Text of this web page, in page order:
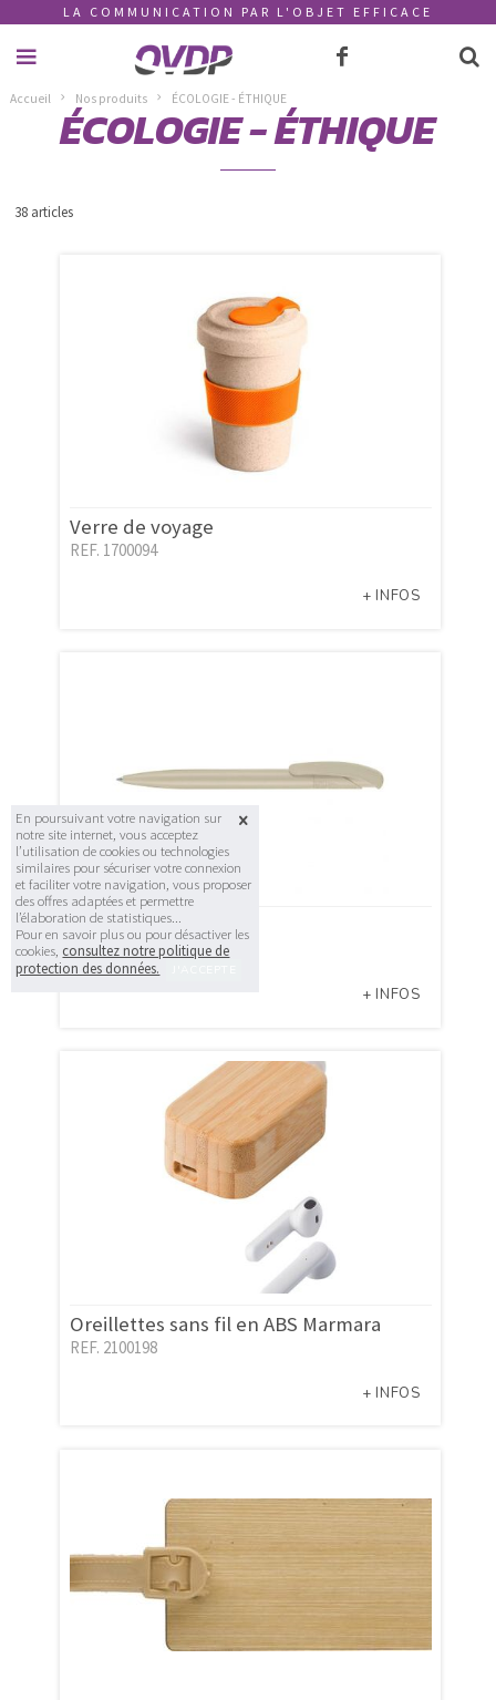
En poursuivant votre navigation sur
notre site internet, vous acceptez
l’utilisation de cookies ou technologies
similaires pour sécuriser votre connexion
et faciliter votre navigation, vous proposer
des offres adaptées et permettre
l’élaboration de statistiques...
Pour en savoir plus ou pour désactiver les
cookies, consultez notre politique de
protection des données.
LA COMMUNICATION PAR L'OBJET EFFICACE
Accueil Nos produits ÉCOLOGIE - ÉTHIQUE
ÉCOLOGIE - ÉTHIQUE
38 articles
Verre de voyage
REF. 1700094
+ INFOS
Nature Plus
REF. 1900009
+ INFOS
Oreillettes sans fil en ABS Marmara
REF. 2100198
+ INFOS